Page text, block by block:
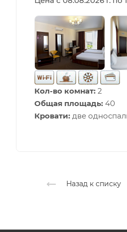
Кол-во комнат: 2
Общая площадь: 40
Кровати: две
Назад к списку